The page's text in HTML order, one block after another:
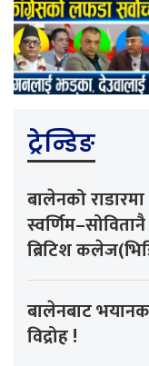
ट्रेन्डिङ
बालेनको
ब्रिटिश
बालेनबाट भयानक
विद्रोह !